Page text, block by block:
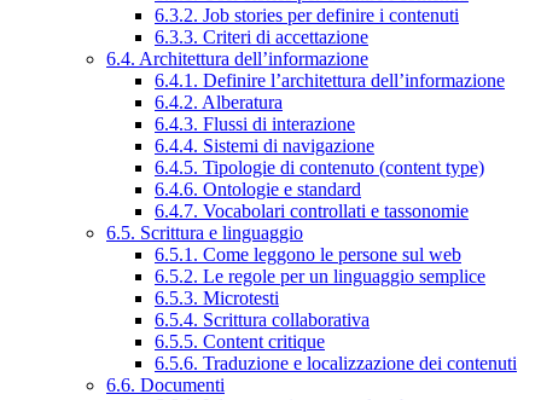
6.3.2. Job stories per definire i contenuti
6.3.3. Criteri di accettazione
6.4. Architettura dell’informazione
6.4.1. Definire l’architettura dell’informazione
6.4.2. Alberatura
6.4.3. Flussi di interazione
6.4.4. Sistemi di navigazione
6.4.5. Tipologie di contenuto (content type)
6.4.6. Ontologie e standard
6.4.7. Vocabolari controllati e tassonomie
6.5. Scrittura e linguaggio
6.5.1. Come leggono le persone sul web
6.5.2. Le regole per un linguaggio semplice
6.5.3. Microtesti
6.5.4. Scrittura collaborativa
6.5.5. Content critique
6.5.6. Traduzione e localizzazione dei contenuti
6.6. Documenti